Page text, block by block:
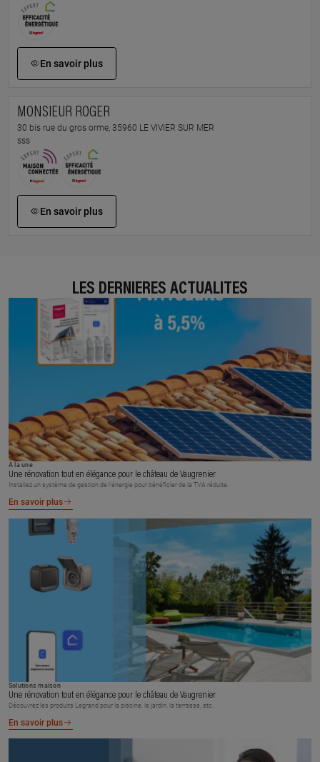
En savoir plus
MONSIEUR ROGER
30 bis rue du gros orme, 35960 LE VIVIER SUR MER
sss
En savoir plus
LES DERNIÈRES ACTUALITÉS
À la une
Une rénovation tout en élégance pour le château de Vaugrenier
Installez un système de gestion de l’énergie pour bénéficier de la TVA réduite.
En savoir plus
Solutions maison
Une rénovation tout en élégance pour le château de Vaugrenier
Découvrez les produits Legrand pour la piscine, le jardin, la terrasse, etc.
En savoir plus